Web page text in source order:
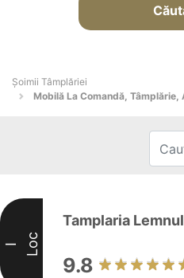
Șoimii Tâmplăriei
Mobilă La Comandă,
I Loc
Tamplaria
9.8